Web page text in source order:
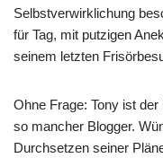
Selbstverwirklichung
für Tag, mit putzigen
seinem letzten
Ohne Frage: Tony ist
so mancher Blogger.
Durchsetzen seiner